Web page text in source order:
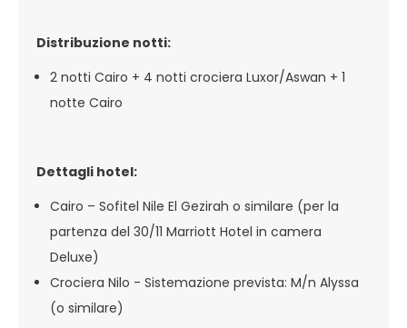
Distribuzione notti:
2 notti Cairo + 4 notti crociera Luxor/Aswan + 1
notte Cairo
Dettagli hotel:
Cairo – Sofitel Nile El Gezirah o similare (per la
partenza del 30/11 Marriott Hotel in camera
Deluxe)
Crociera Nilo - Sistemazione prevista: M/n Alyssa
(o similare)